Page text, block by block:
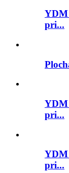
YDM
pri...
YDM
pri...
YDM
pri...